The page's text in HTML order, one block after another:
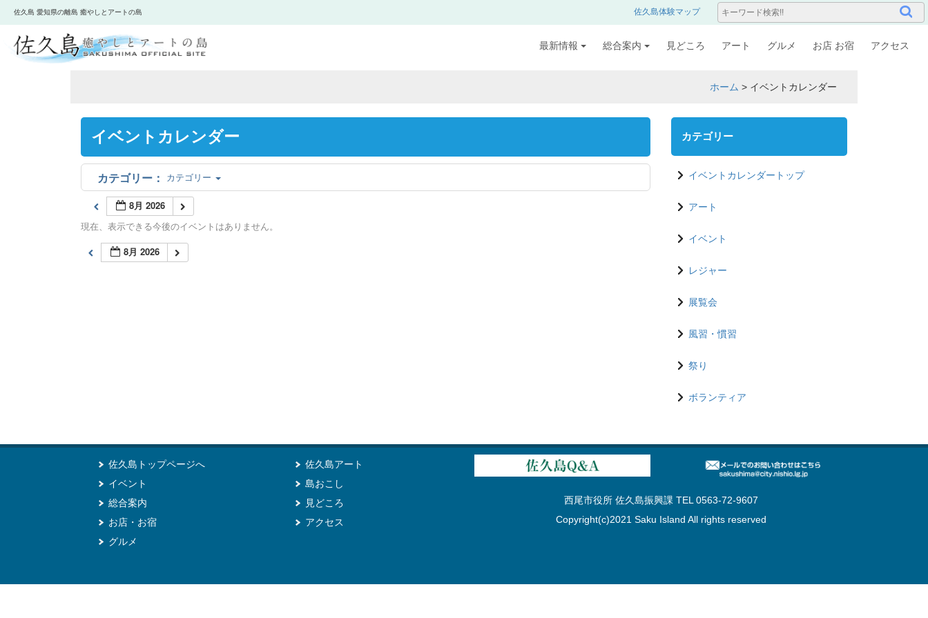
佐久島 愛知県の離島 癒やしとアートの島 佐久島体験マップ
最新情報 総合案内 見どころ アート グルメ お店 お宿 アクセス
ホーム > イベントカレンダー
イベントカレンダー
カテゴリー
8月 2026
現在、表示できる今後のイベントはありません。
8月 2026
カテゴリー
イベントカレンダートップ
アート
イベント
レジャー
展覧会
風習・慣習
祭り
ボランティア
佐久島トップページへ
イベント
総合案内
お店・お宿
グルメ
佐久島アート
島おこし
見どころ
アクセス
西尾市役所 佐久島振興課 TEL 0563-72-9607
Copyright(c)2021 Saku Island All rights reserved